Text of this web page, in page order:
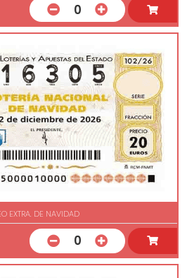
0
EXTRA. DE NAVIDAD
0